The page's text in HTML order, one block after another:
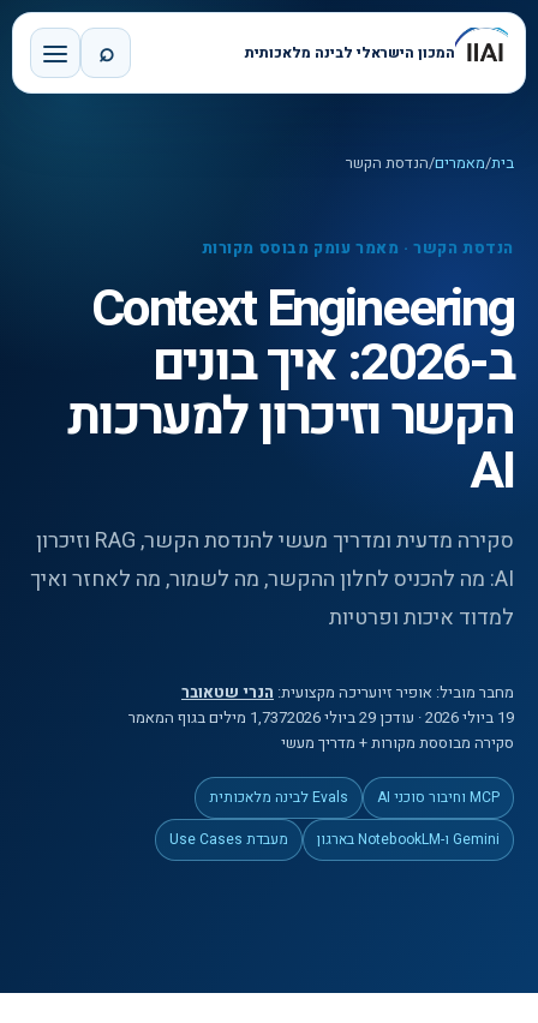
המכון הישראלי לבינה מלאכותית ⌕
בית/מאמרים/הנדסת הקשר
הנדסת הקשר· מאמר עומק מבוסס מקורות
Context Engineering
ב-2026: איך בונים
הקשר וזיכרון למערכות
AI
סקירה מדעית ומדריך מעשי להנדסת הקשר, RAG וזיכרון
AI: מה להכניס לחלון ההקשר, מה לשמור, מה לאחזר ואיך
למדוד איכות ופרטיות
מחבר מוביל: אופיר זיועריכה מקצועית: הנרי שטאובר
19 ביולי 2026
· עודכן 29 ביולי 2026 1,737 מיליםבגוף המאמר
סקירה מבוססת מקורות + מדריך מעשי
MCP וחיבור סוכני AI
Evals לבינה מלאכותית
Gemini ו-NotebookLM בארגון
מעבדת Use Cases